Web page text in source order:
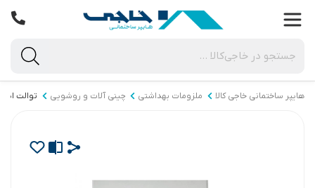
هایپر ساختمانی خاجی‌ کالا ملزومات بهداشتی چینی آلات و روشویی توالت